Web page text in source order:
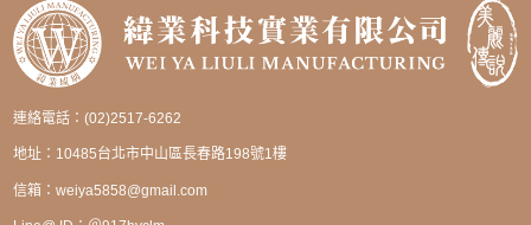
連絡電話：(02)2517-6262
地址：10485台北市中山區長春路198號1樓
信箱：weiya5858@gmail.com